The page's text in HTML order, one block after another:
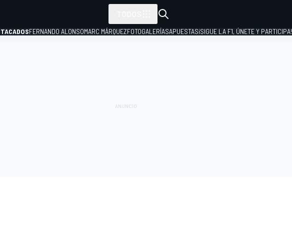
FERNANDO ALONSOMARC MÁRQUEZFOTOGALERÍASAPUESTAS¡SIGUE LA F1, ÚNETE Y PARTICIPA!